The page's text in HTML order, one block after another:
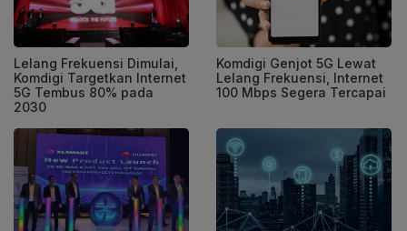
Lelang Frekuensi Dimulai,
Komdigi Targetkan Internet
5G Tembus 80% pada
2030
Komdigi Genjot 5G Lewat
Lelang Frekuensi, Internet
100 Mbps Segera Tercapai